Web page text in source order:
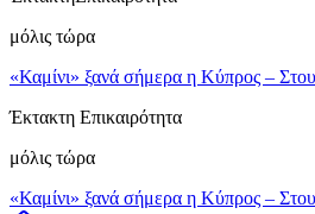
μόλις τώρα
«Καμίνι» ξανά σήμερα η Κύπρος –
Έκτακτη Επικαιρότητα
μόλις τώρα
«Καμίνι» ξανά σήμερα η Κύπρος –